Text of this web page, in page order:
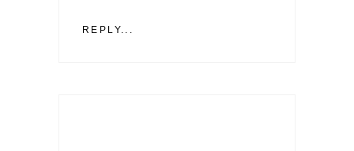
REPLY...